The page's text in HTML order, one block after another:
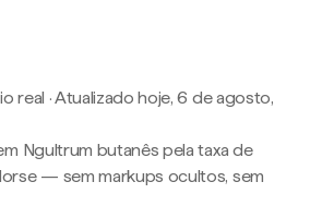
real ·Atualizado hoje, 6 de agosto,
Ngultrum butanês pela taxa de
— sem markups ocultos, sem